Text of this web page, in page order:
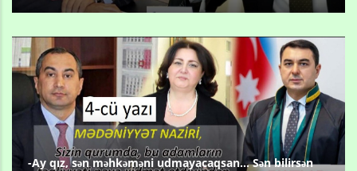
-Ay qız, sən məhkəməni udmayacaqsan... Sən bilirsən